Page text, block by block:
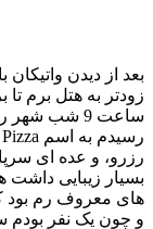
بعد از دیدن
زودتر به هتل برم تا
ساعت 9 شب
رزرو، و عده ای
بسیار زیبایی
های معروف رم بود
و چون یک نفر بودم